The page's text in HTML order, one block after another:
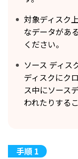
対象ディスク
なデータがあ
ください。
ソース ディス
ディスクにク
ス中にソース
われたりする